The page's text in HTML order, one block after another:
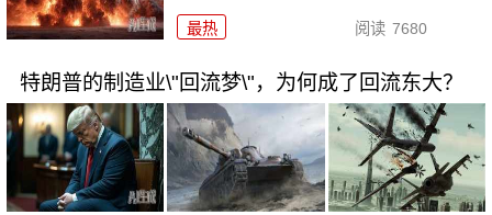
最热 阅读 7680
特朗普的制造业\"回流梦\"，为何成了回流东大？